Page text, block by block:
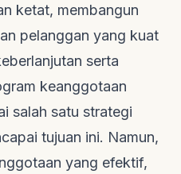
ketat, membangun
pelanggan yang kuat
serta
keanggotaan
salah satu strategi
tujuan ini. Namun,
yang efektif,